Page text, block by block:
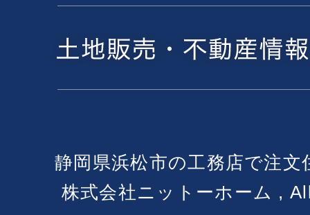
静岡県浜松市の工務店で注
株式会社ニットーホーム ,